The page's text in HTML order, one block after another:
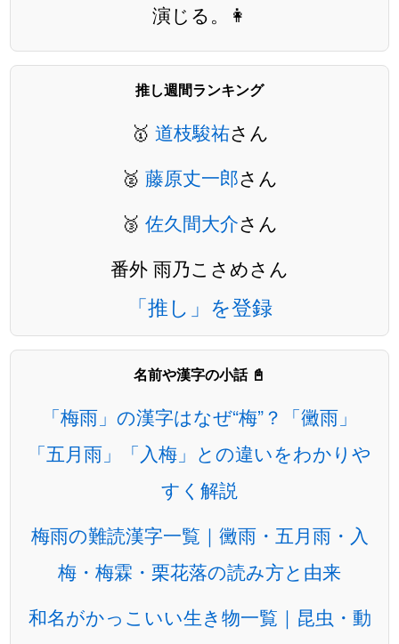
演じる。👩
推し週間ランキング
🥇 道枝駿祐さん
🥈 藤原丈一郎さん
🥉 佐久間大介さん
番外 雨乃こさめさん
「推し」を登録
名前や漢字の小話 📓
「梅雨」の漢字はなぜ“梅”？「黴雨」
「五月雨」「入梅」との違いをわかりや
すく解説
梅雨の難読漢字一覧｜黴雨・五月雨・入
梅・梅霖・栗花落の読み方と由来
和名がかっこいい生き物一覧｜昆虫・動